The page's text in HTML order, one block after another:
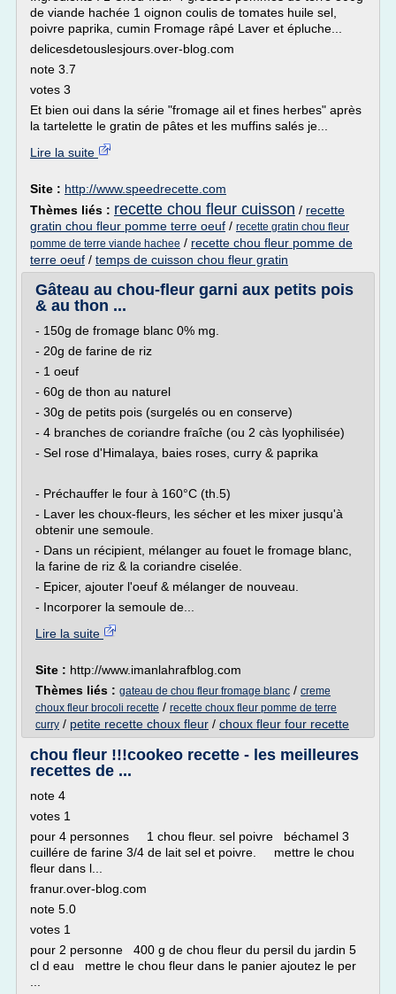
de viande hachée 1 oignon coulis de tomates huile sel,
poivre paprika, cumin Fromage râpé Laver et épluche...
delicesdetouslesjours.over-blog.com
note 3.7
votes 3
Et bien oui dans la série "fromage ail et fines herbes" après
la tartelette le gratin de pâtes et les muffins salés je...
Lire la suite
Site : http://www.speedrecette.com
Thèmes liés : recette chou fleur cuisson / recette
gratin chou fleur pomme terre oeuf / recette gratin chou fleur
pomme de terre viande hachee / recette chou fleur pomme de
terre oeuf / temps de cuisson chou fleur gratin
Gâteau au chou-fleur garni aux petits pois
& au thon ...
- 150g de fromage blanc 0% mg.
- 20g de farine de riz
- 1 oeuf
- 60g de thon au naturel
- 30g de petits pois (surgelés ou en conserve)
- 4 branches de coriandre fraîche (ou 2 càs lyophilisée)
- Sel rose d'Himalaya, baies roses, curry & paprika
- Préchauffer le four à 160°C (th.5)
- Laver les choux-fleurs, les sécher et les mixer jusqu'à
obtenir une semoule.
- Dans un récipient, mélanger au fouet le fromage blanc,
la farine de riz & la coriandre ciselée.
- Epicer, ajouter l'oeuf & mélanger de nouveau.
- Incorporer la semoule de...
Lire la suite
Site : http://www.imanlahrafblog.com
Thèmes liés : gateau de chou fleur fromage blanc / creme
choux fleur brocoli recette / recette choux fleur pomme de terre
curry / petite recette choux fleur / choux fleur four recette
chou fleur !!!cookeo recette - les meilleures
recettes de ...
note 4
votes 1
pour 4 personnes 1 chou fleur. sel poivre béchamel 3
cuillére de farine 3/4 de lait sel et poivre. mettre le chou
fleur dans l...
franur.over-blog.com
note 5.0
votes 1
pour 2 personne 400 g de chou fleur du persil du jardin 5
cl d eau mettre le chou fleur dans le panier ajoutez le per